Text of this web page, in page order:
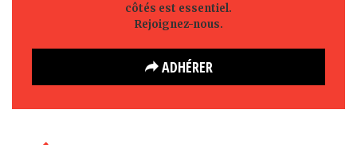
côtés est essentiel.
Rejoignez-nous.
ADHÉRER